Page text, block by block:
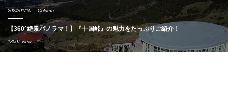
2024/01/10 Column
【360°絶景パノラマ！】『十国峠』の魅力をたっぷりご紹介！
18007 view